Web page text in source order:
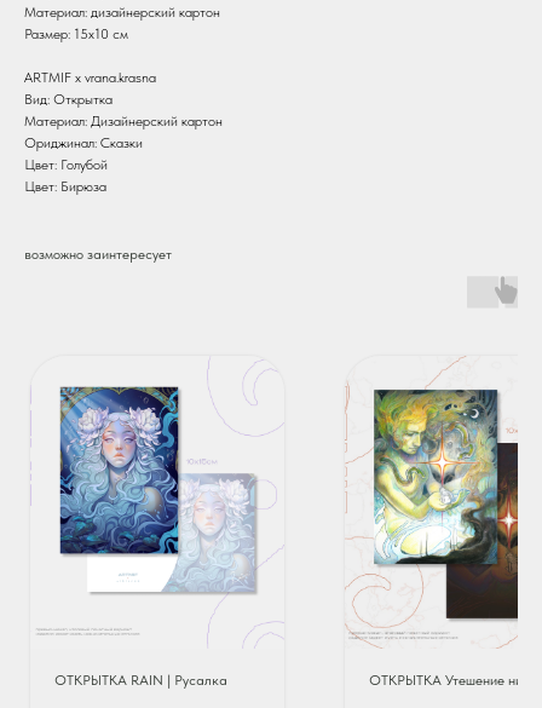
Материал: дизайнерский картон
Размер: 15х10 см
ARTMIF х vrana.krasna
Вид: Открытка
Материал: Дизайнерский картон
Ориджинал: Сказки
Цвет: Голубой
Цвет: Бирюза
возможно заинтересует
ОТКРЫТКА RAIN | Русалка ОТКРЫТКА Утешение